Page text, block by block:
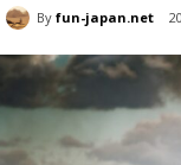
By fun-japan.net